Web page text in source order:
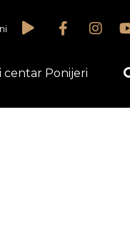
centar Ponijeri